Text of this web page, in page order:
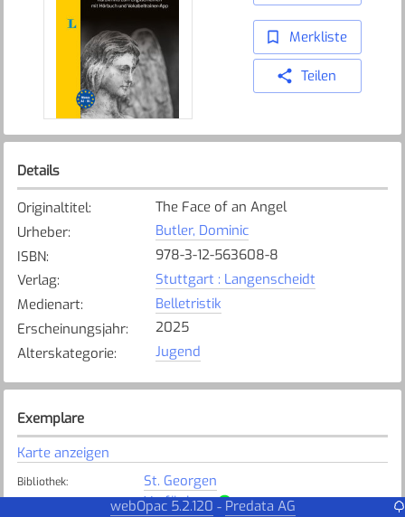
Merkliste
Teilen
Details
Originaltitel:
The Face of an Angel
Urheber:
Butler, Dominic
ISBN:
978-3-12-563608-8
Verlag:
Stuttgart : Langenscheidt
Medienart:
Belletristik
Erscheinungsjahr:
2025
Alterskategorie: Jugend
Exemplare
Karte anzeigen
Bibliothek: St. Georgen
Verfügbar
webOpac 5.2.120 - Predata AG